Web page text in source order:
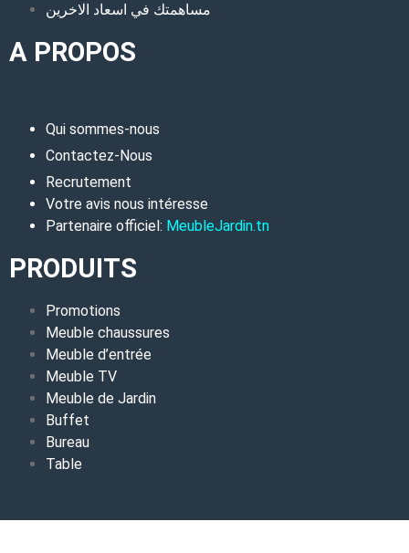
مساهمتك في اسعاد الاخرين
A PROPOS
Qui sommes-nous
Contactez-Nous
Recrutement
Votre avis nous intéresse
Partenaire officiel: MeubleJardin.tn
PRODUITS
Promotions
Meuble chaussures
Meuble d’entrée
Meuble TV
Meuble de Jardin
Buffet
Bureau
Table